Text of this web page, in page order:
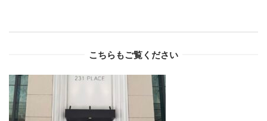
こちらもご覧ください